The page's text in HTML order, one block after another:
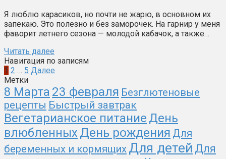
Я люблю карасиков, но почти не жарю, в основном их
запекаю. Это полезно и без заморочек. На гарнир у меня
фаворит летнего сезона — молодой кабачок, а также…
Читать далее
Навигация по записям
1 2 … 5 Далее
Метки
8 Марта 23 февраля Безглютеновые
рецепты Быстрый завтрак
Вегетарианское питание День
влюбленных День рождения Для
беременных и кормящих Для детей Для